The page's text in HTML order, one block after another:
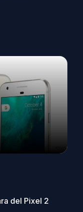
del Pixel 2